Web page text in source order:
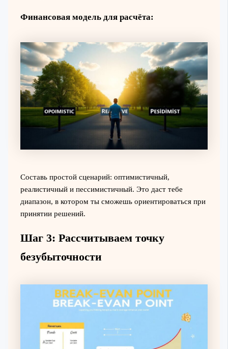
Финансовая модель для расчёта:
Составь простой сценарий: оптимистичный,
реалистичный и пессимистичный. Это даст тебе
диапазон, в котором ты сможешь ориентироваться при
принятии решений.
Шаг 3: Рассчитываем точку
безубыточности